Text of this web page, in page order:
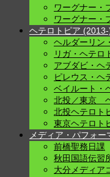
ワーグナー・
ワーグナー・
ヘテロトピア (2013-
ヘルダーリン
リガ・ヘテロ
アブダビ・ヘ
ピレウス・ヘ
ベイルート・
北投／東京
北投ヘテロト
東京ヘテロト
メディア・パフォ
前橋聖務日課
秋田国語伝習
大分メディア